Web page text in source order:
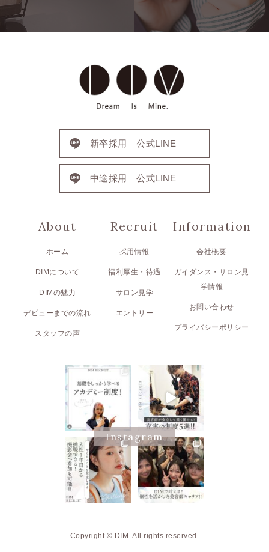
Company 会社を知る
求
人
新卒採用 公式LINE
中途採用 公式LINE
About
ホーム
DIMについて
DIMの魅力
デビューまでの流れ
スタッフの声
Recruit
採用情報
福利厚生・待遇
サロン見学
エントリー
Information
会社概要
ガイダンス・サロン見
学情報
お問い合わせ
プライバシーポリシー
Instagram
Copyright © DIM. All rights reserved.